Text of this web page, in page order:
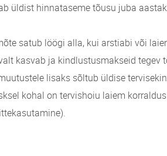
üldist hinnataseme tõusu juba
satub löögi alla, kui arstiabi või
kasvab ja kindlustusmakseid tegev
lisaks sõltub üldise
kohal on tervishoiu laiem